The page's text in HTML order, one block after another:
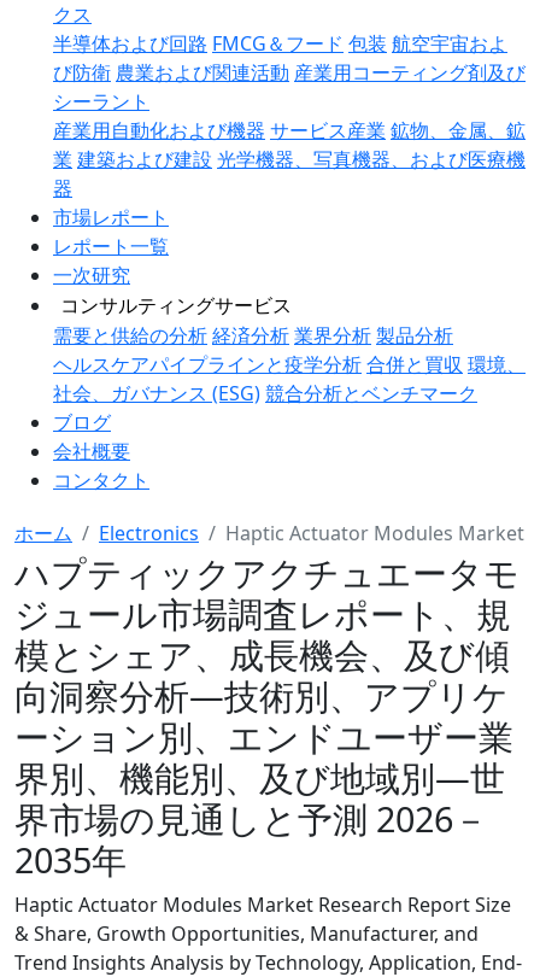
クス
半導体および回路 FMCG＆フード 包装 航空宇宙およ
び防衛 農業および関連活動 産業用コーティング剤及び
シーラント
産業用自動化および機器 サービス産業 鉱物、金属、鉱
業 建築および建設 光学機器、写真機器、および医療機
器
市場レポート
レポート一覧
一次研究
コンサルティングサービス
需要と供給の分析経済分析業界分析製品分析
ヘルスケアパイプラインと疫学分析合併と買収 環境、
社会、ガバナンス (ESG)競合分析とベンチマーク
ブログ
会社概要
コンタクト
ホーム Electronics Haptic Actuator Modules Market
ハプティックアクチュエータモ
ジュール市場調査レポート、規
模とシェア、成長機会、及び傾
向洞察分析―技術別、アプリケ
ーション別、エンドユーザー業
界別、機能別、及び地域別―世
界市場の見通しと予測 2026－
2035年
Haptic Actuator Modules Market Research Report Size
& Share, Growth Opportunities, Manufacturer, and
Trend Insights Analysis by Technology, Application, End-